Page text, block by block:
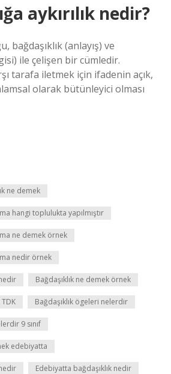
aykırılık nedir?
bağdaşıklık (anlayış) ve
ile çelişen bir cümledir.
tarafa iletmek için ifadenin açık,
olarak bütünleyici olması
ne demek
hangi toplulukta yapılmıştır
ne demek örnek
nedir örnek
Bağdaşıklık ne demek örnek
Bağdaşıklık ögeleri nelerdir
9 sınıf
edebiyatta
Edebiyatta bağdaşıklık nedir